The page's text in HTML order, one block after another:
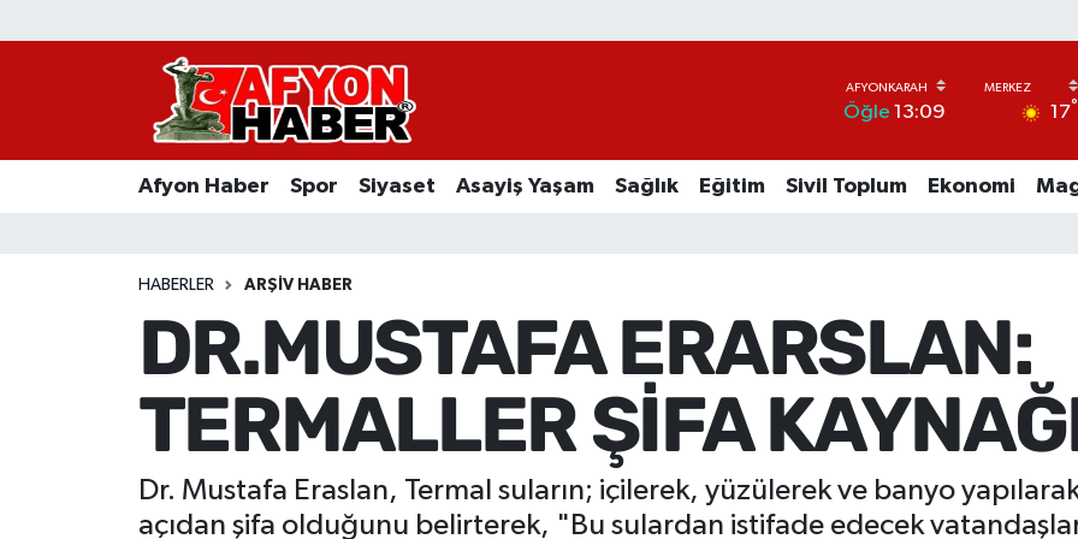
Öğle 13:09 17°
Afyon Haber Spor Siyaset Asayiş Yaşam Sağlık Eğitim Sivil Toplum Ekonomi
HABERLER ARŞIV HABER
DR.MUSTAFA ERARSLAN:
TERMALLER ŞİFA
Dr. Mustafa Eraslan, Termal suların; içilerek, yüzülerek ve banyo
açıdan şifa olduğunu belirterek, "Bu sulardan istifade edecek
Afyon Haber
Asayiş Yaşam
Ekonomi